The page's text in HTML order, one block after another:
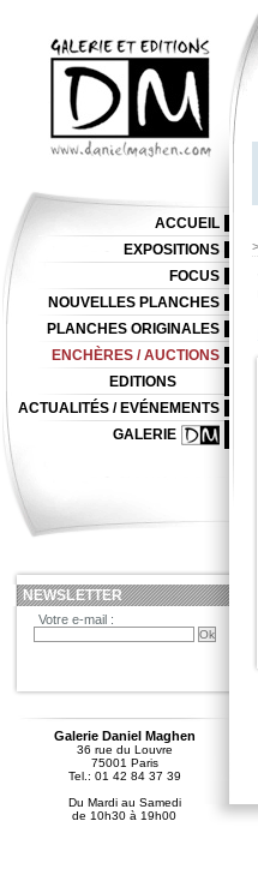
ACCUEIL
EXPOSITIONS
FOCUS
NOUVELLES PLANCHES
PLANCHES ORIGINALES
ENCHÈRES / AUCTIONS
EDITIONS
ACTUALITÉS / EVÉNEMENTS
GALERIE
NEWSLETTER
Votre e-mail :
Galerie Daniel Maghen
36 rue du Louvre
75001 Paris
Tel.: 01 42 84 37 39
Du Mardi au Samedi
de 10h30 à 19h00